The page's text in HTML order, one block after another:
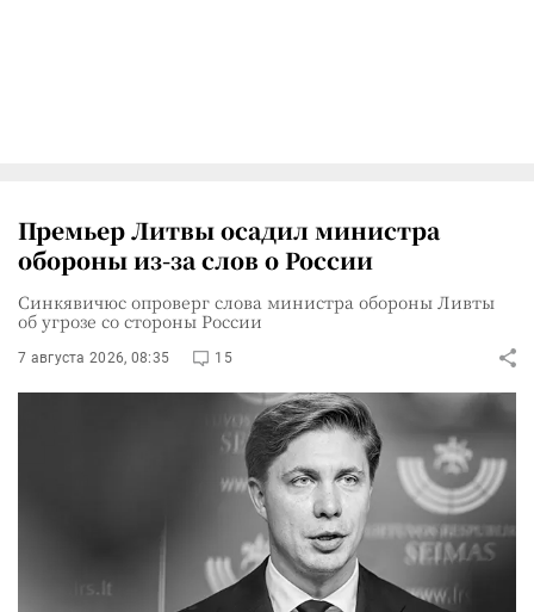
Премьер Литвы осадил министра
обороны из-за слов о России
Синкявичюс опроверг слова министра обороны Ливты
об угрозе со стороны России
7 августа 2026, 08:35 15